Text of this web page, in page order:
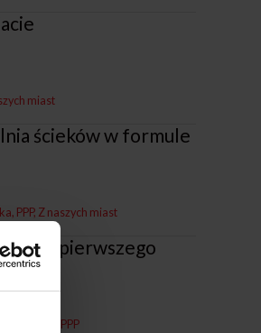
miast
ścieków w formule
PPP Z naszych miast
z pierwszego
dla miast PPP